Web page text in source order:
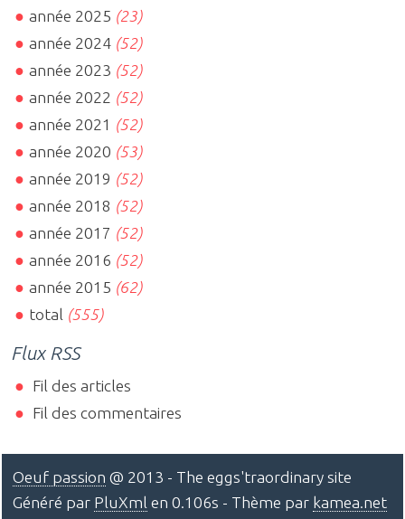
année 2025 (23)
année 2024 (52)
année 2023 (52)
année 2022 (52)
année 2021 (52)
année 2020 (53)
année 2019 (52)
année 2018 (52)
année 2017 (52)
année 2016 (52)
année 2015 (62)
total (555)
Flux RSS
Fil des articles
Fil des commentaires
Oeuf passion @ 2013 - The eggs'traordinary site
Généré par PluXml en 0.106s - Thème par kamea.net